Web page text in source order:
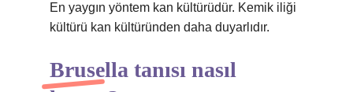
En yaygın yöntem kan kültürüdür. Kemik iliği
kültürü kan kültüründen daha duyarlıdır.
Brusella tanısı nasıl